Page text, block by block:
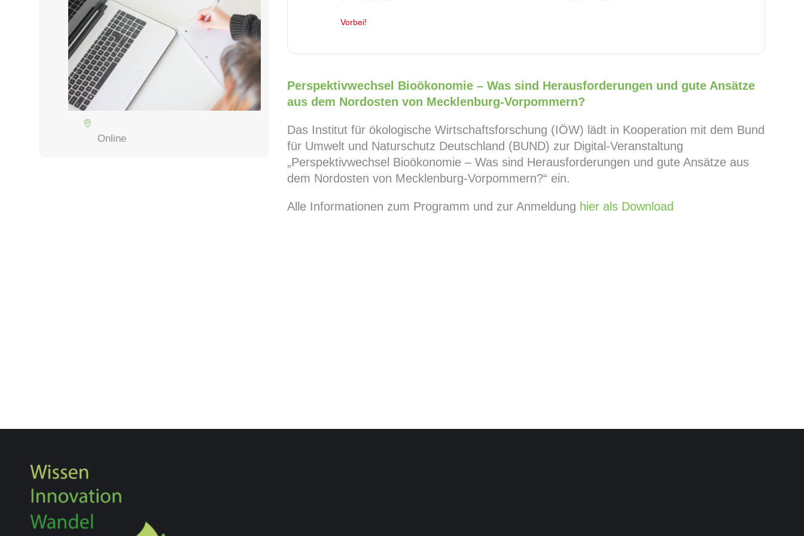
Online
Vorbei!
Perspektivwechsel Bioökonomie – Was sind Herausforderungen und gute Ansätze
aus dem Nordosten von Mecklenburg-Vorpommern?
Das Institut für ökologische Wirtschaftsforschung (IÖW) lädt in Kooperation mit dem Bund
für Umwelt und Naturschutz Deutschland (BUND) zur Digital-Veranstaltung
„Perspektivwechsel Bioökonomie – Was sind Herausforderungen und gute Ansätze aus
dem Nordosten von Mecklenburg-Vorpommern?“ ein.
Alle Informationen zum Programm und zur Anmeldung hier als Download